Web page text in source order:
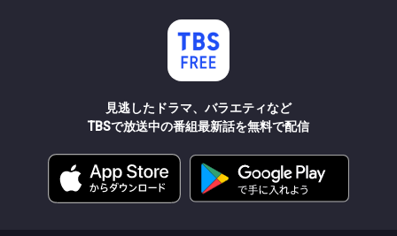
見逃したドラマ、バラエティなど
TBSで放送中の番組最新話を無料で配信